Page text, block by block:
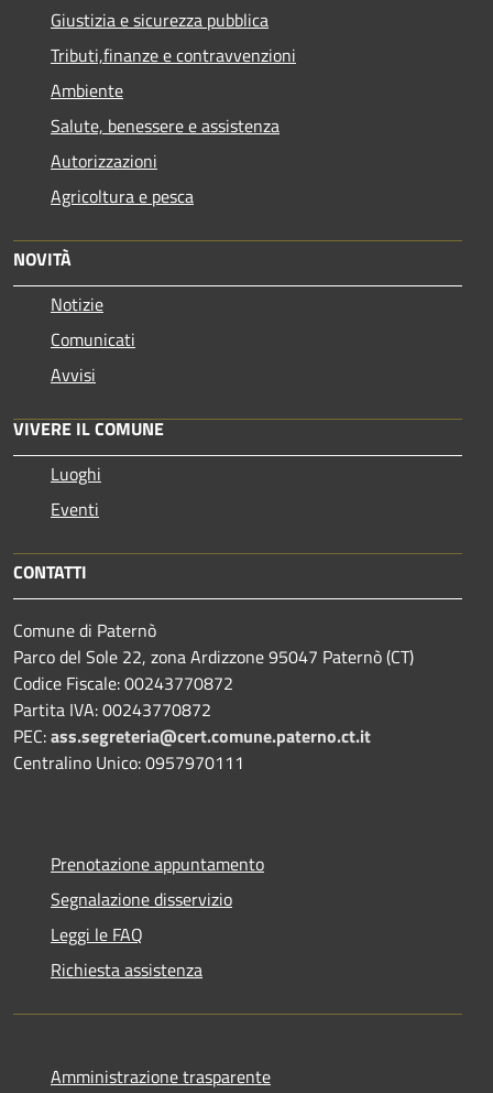
Giustizia e sicurezza pubblica
Tributi,finanze e contravvenzioni
Ambiente
Salute, benessere e assistenza
Autorizzazioni
Agricoltura e pesca
NOVITÀ
Notizie
Comunicati
Avvisi
VIVERE IL COMUNE
Luoghi
Eventi
CONTATTI
Comune di Paternò
Parco del Sole 22, zona Ardizzone 95047 Paternò (CT)
Codice Fiscale: 00243770872
Partita IVA: 00243770872
PEC:ass.segreteria@cert.comune.paterno.ct.it
Centralino Unico: 0957970111
Prenotazione appuntamento
Segnalazione disservizio
Leggi le FAQ
Richiesta assistenza
Amministrazione trasparente